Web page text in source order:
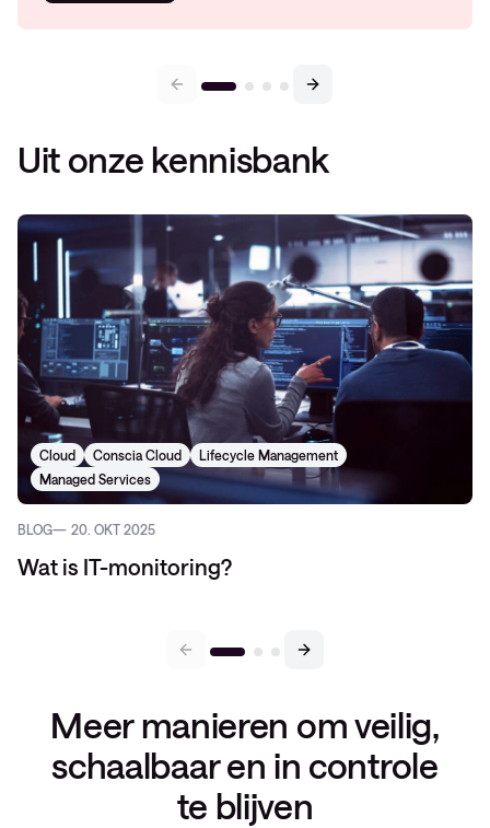
Uit onze kennisbank
Cloud Conscia Cloud
Lifecycle Management
Managed Services
BLOG 20. OKT 2025
Wat is IT-monitoring?
Meer manieren om veilig,
schaalbaar en in controle
te blijven